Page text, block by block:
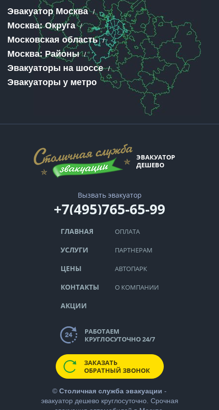
Эвакуатор Москва
Москва: Округа
Московская область
Москва: Районы
Эвакуаторы на шоссе
Эвакуаторы у метро
ЭВАКУАТОР
ДЕШЕВО
Вызвать эвакуатор
+7(495)765-65-99
ГЛАВНАЯ
УСЛУГИ
ЦЕНЫ
КОНТАКТЫ
АКЦИИ
ОПЛАТА
ПАРТНЕРАМ
АВТОПАРК
О КОМПАНИИ
РАБОТАЕМ
КРУГЛОСУТОЧНО 24/7
ЗАКАЗАТЬ
ОБРАТНЫЙ ЗВОНОК
© Столичная служба эвакуации -
эвакуатор дешевокруглосуточно. Срочная